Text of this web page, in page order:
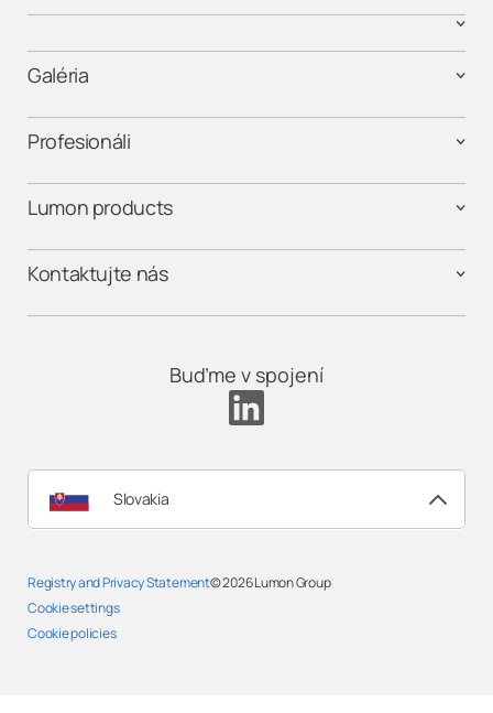
Galéria
Profesionáli
Lumon products
Kontaktujte nás
Buďme v spojení
Slovakia
Registry and Privacy Statement
Cookie settings
Cookie policies
© 2026Lumon Group